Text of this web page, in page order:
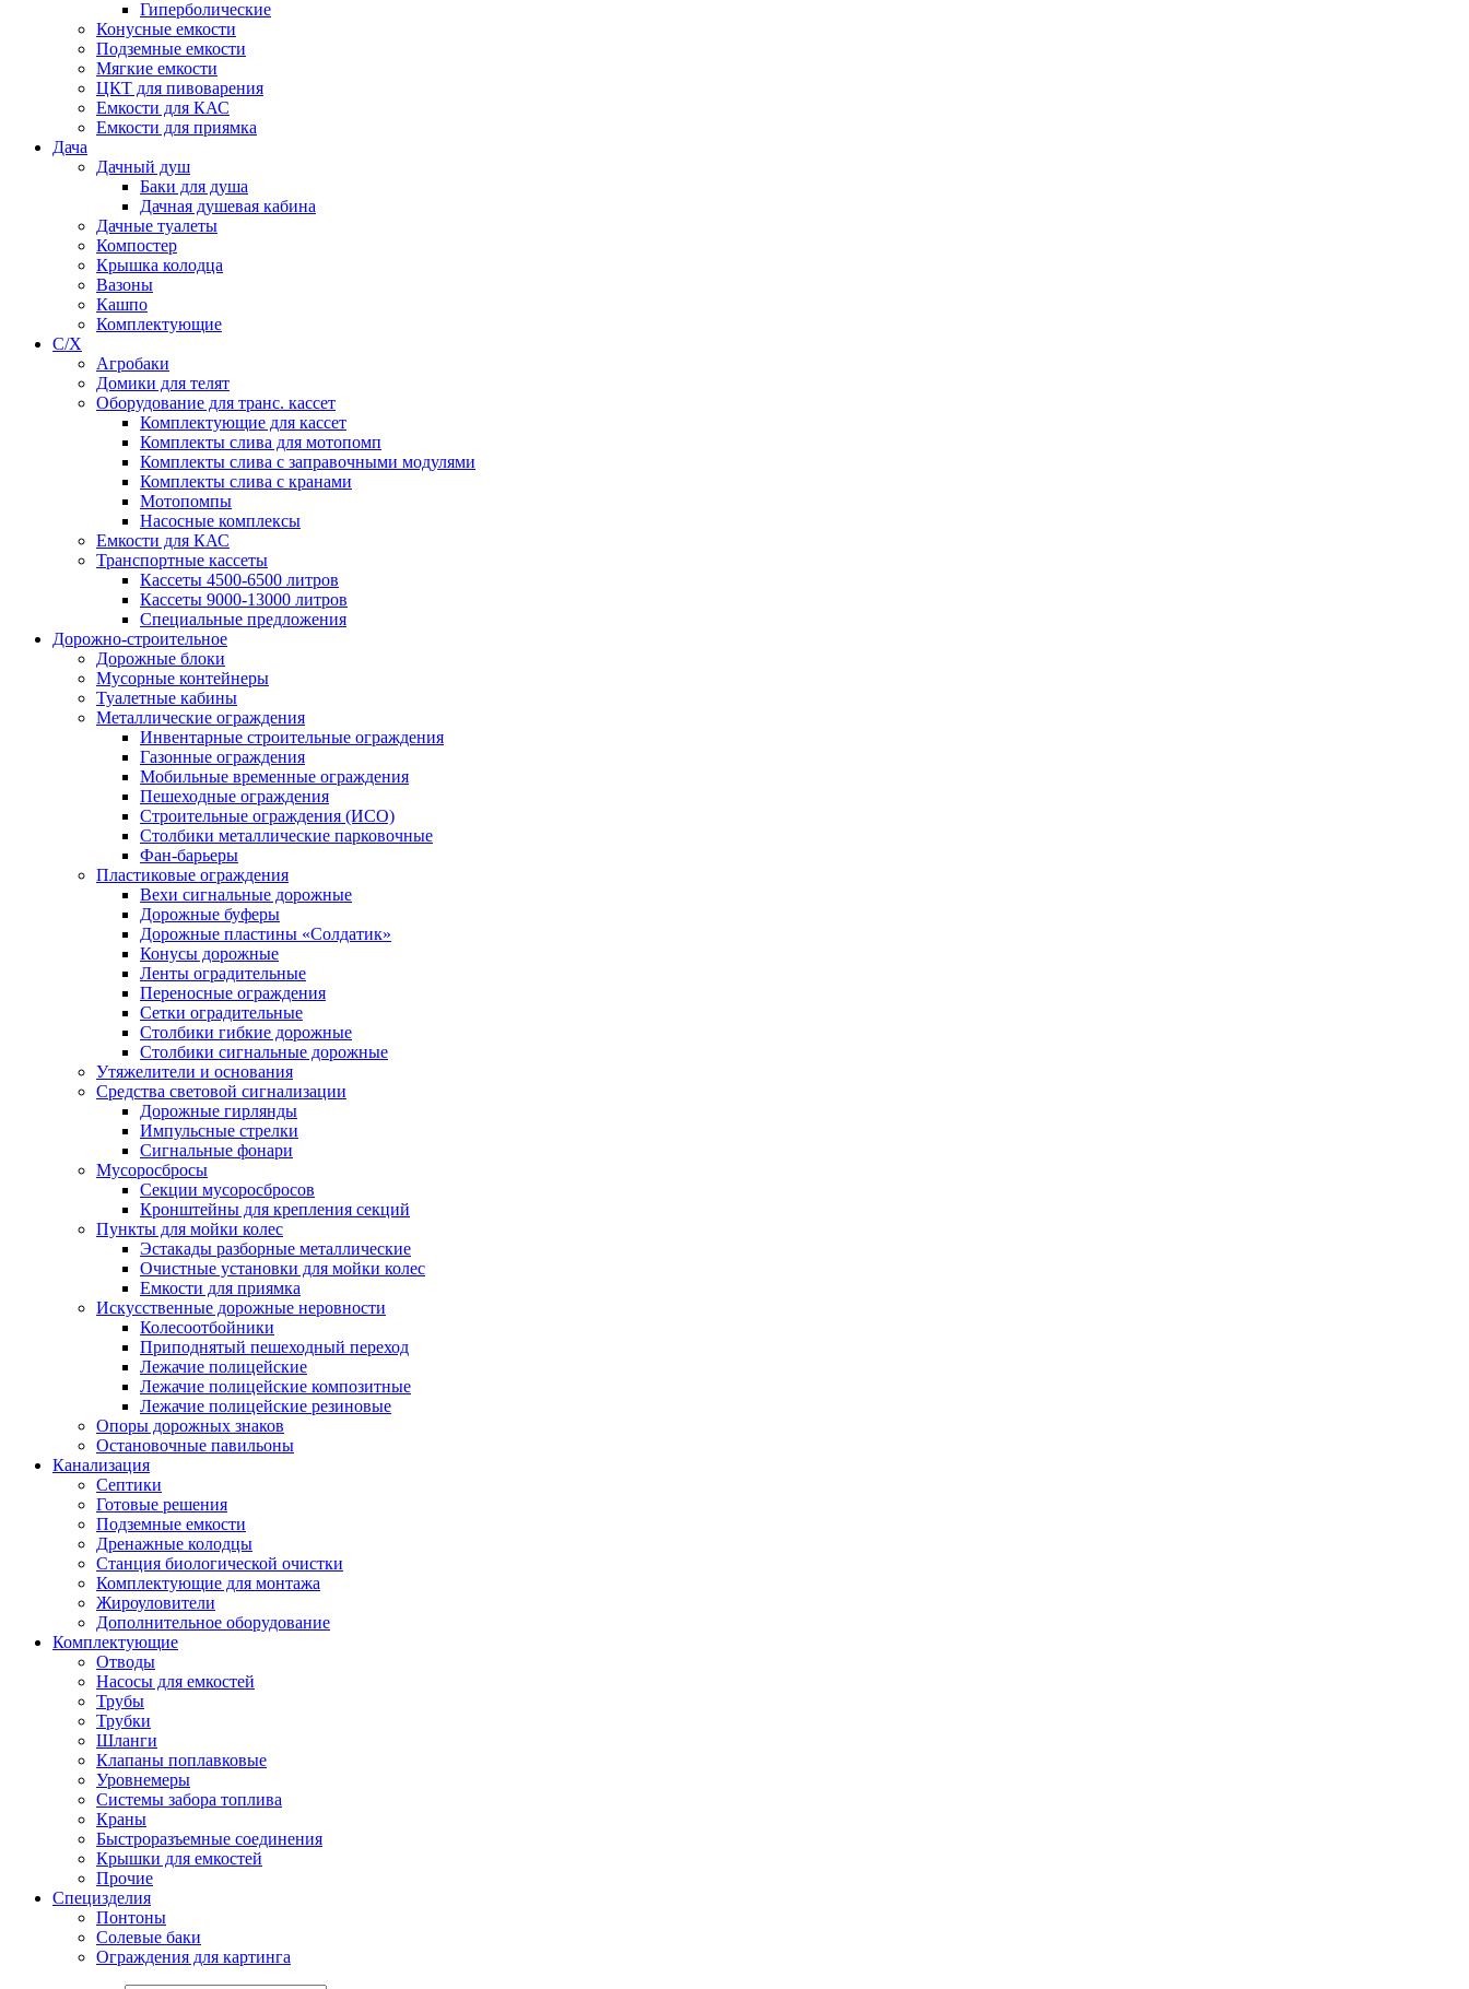
Гиперболические
Конусные емкости
Подземные емкости
Мягкие емкости
ЦКТ для пивоварения
Емкости для КАС
Емкости для приямка
Дача
Дачный душ
Баки для душа
Дачная душевая кабина
Дачные туалеты
Компостер
Крышка колодца
Вазоны
Кашпо
Комплектующие
С/Х
Агробаки
Домики для телят
Оборудование для транс. кассет
Комплектующие для кассет
Комплекты слива для мотопомп
Комплекты слива с заправочными модулями
Комплекты слива с кранами
Мотопомпы
Насосные комплексы
Емкости для КАС
Транспортные кассеты
Кассеты 4500-6500 литров
Кассеты 9000-13000 литров
Специальные предложения
Дорожно-строительное
Дорожные блоки
Мусорные контейнеры
Туалетные кабины
Металлические ограждения
Инвентарные строительные ограждения
Газонные ограждения
Мобильные временные ограждения
Пешеходные ограждения
Строительные ограждения (ИСО)
Столбики металлические парковочные
Фан-барьеры
Пластиковые ограждения
Вехи сигнальные дорожные
Дорожные буферы
Дорожные пластины «Солдатик»
Конусы дорожные
Ленты оградительные
Переносные ограждения
Сетки оградительные
Столбики гибкие дорожные
Столбики сигнальные дорожные
Утяжелители и основания
Средства световой сигнализации
Дорожные гирлянды
Импульсные стрелки
Сигнальные фонари
Мусоросбросы
Секции мусоросбросов
Кронштейны для крепления секций
Пункты для мойки колес
Эстакады разборные металлические
Очистные установки для мойки колес
Емкости для приямка
Искусственные дорожные неровности
Колесоотбойники
Приподнятый пешеходный переход
Лежачие полицейские
Лежачие полицейские композитные
Лежачие полицейские резиновые
Опоры дорожных знаков
Остановочные павильоны
Канализация
Септики
Готовые решения
Подземные емкости
Дренажные колодцы
Станция биологической очистки
Комплектующие для монтажа
Жироуловители
Дополнительное оборудование
Комплектующие
Отводы
Насосы для емкостей
Трубы
Трубки
Шланги
Клапаны поплавковые
Уровнемеры
Системы забора топлива
Краны
Быстроразъемные соединения
Крышки для емкостей
Прочие
Специзделия
Понтоны
Солевые баки
Ограждения для картинга